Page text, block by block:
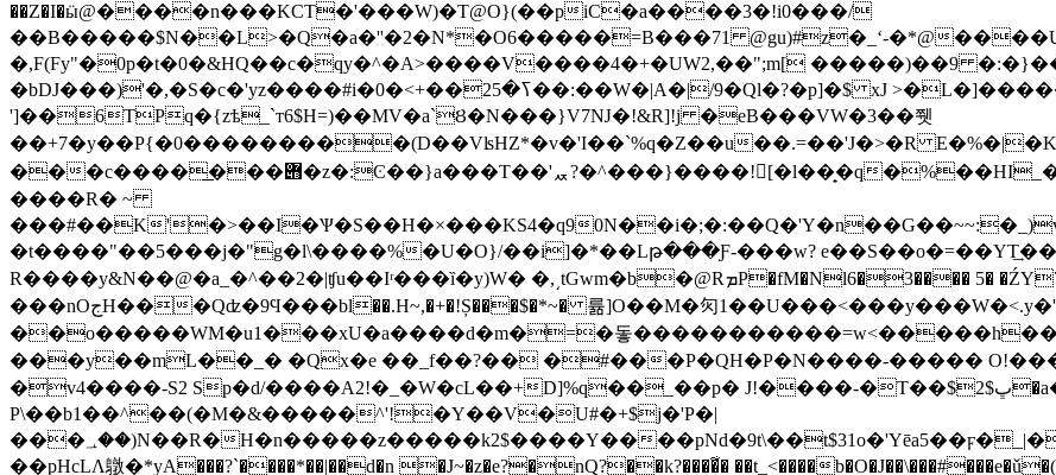
��Z�I�ӹ@����n���KCT�'���W)�T@O}(��piC�а����3�!i0���/
��B�����$N��L>�Q�a�''�2�N*�O6�����=B���71 @gu)#z�_ʻ-�*@
�,F(Fy"�0p�t�0�&HQ��c�qy�^�A>����V����4�+�UW2,��";m[ �����)��9
�bDJ���)'�,�S�c�'yz����#i�ߖ�25��+>�0��:��W�|A�|/9�Ql�?�p]�$ xJ >�L�]�����u8%!�ߐ�^��� $��o}?���
']��6TPq�{zѣ_`т6$H=)��MV�a`Ȣ�N���}V7Ǌ�!&R]!j �eB���VW�3��쮓
��+7�y��P{�0���������(D��VʪHZ*�v�'I��`%q�Z��u��.=��'J�>�R
���c����͟���݋�z�:Ͼ��}a���T��'ퟯ?�^���}����![�l��̟�q�%��HI_����t6� [��SAt��3�-��gՄ��}�4%�>8*�|
����R� ~
���#��K'�>��I�Ѱ�S��H�×���KS4�q9
�t����"��5���j�"g�l\����%�U�O}/��i]�*��Lթ���Ƒ-���w? 
R����y&N��@�a_�^��2�|ʧu��Iʳ���ȉ�y)W� �,͵tGwm�b�@RܡP�fM�Nl6�3���� 5� �ŹY7�H��⼍f�y|͓
���nOجH���Qʣ�9Ϥ���bl��.H~,�+�!Ș���$�*~� 륢]O��M�灳1��U���<���y���W�<.y�'�D� ��yg�l�I����/��5��0���--
��o�����WM�u1���xU�a����d�m�=�돟�����������=w<�����h��/
���y��mL��_� �Qx�e ��_f��?�� �#���P�QH�P�N����-�����
�v4����-S2 Sp�d/����A2!�_�W�cL��+D]%q��_��p� J!����-�Т��$2$ڀ�a�E�ے$�wi�dv��'� �2x� ��V�
P\��b1��^��(�M�&�����^'!�Y��V�U#�+$j�'P�|
���؀��)N��R�H�n�����z�����k2$����Y����pNd�9t\��t$31o�'Yēa5��ϝ�_|�k#��ʭ�ހĹsC������$"qe���ؤ�)�|�N�@@
��pHcLɅ鷻�*yA���?`����*��|��d�n �J~�z�e?�nQ?��k?����͋� ��t_<����